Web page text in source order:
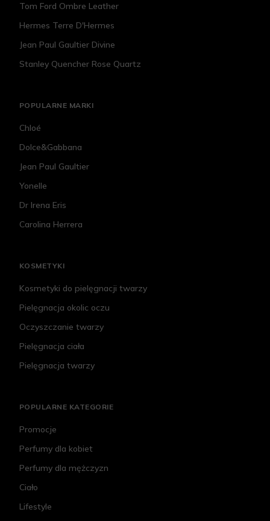
Tom Ford Ombre Leather
Hermes Terre D'Hermes
Jean Paul Gaultier Divine
Stanley Quencher Rose Quartz
POPULARNE MARKI
Chloé
Dolce&Gabbana
Jean Paul Gaultier
Yonelle
Dr Irena Eris
Carolina Herrera
KOSMETYKI
Kosmetyki do pielęgnacji twarzy
Pielęgnacja okolic oczu
Oczyszczanie twarzy
Pielęgnacja ciała
Pielęgnacja twarzy
POPULARNE KATEGORIE
Promocje
Perfumy dla kobiet
Perfumy dla mężczyzn
Ciało
Lifestyle